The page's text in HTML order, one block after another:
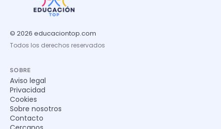
© 2026 educaciontop.com
Todos los derechos reservados
SOBRE
Aviso legal
Privacidad
Cookies
Sobre nosotros
Contacto